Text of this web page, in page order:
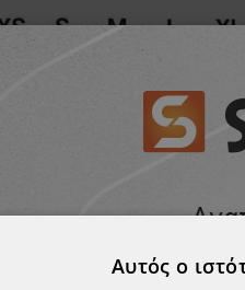
Αυτός ο